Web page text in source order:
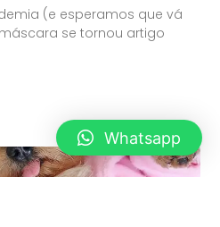
(e esperamos que vá
se tornou artigo
Whatsapp